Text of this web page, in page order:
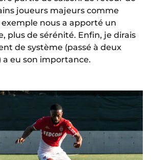
joueurs majeurs comme
exemple nous a apporté un
plus de sérénité. Enfin, je dirais
de système (passé à deux
eu son importance.